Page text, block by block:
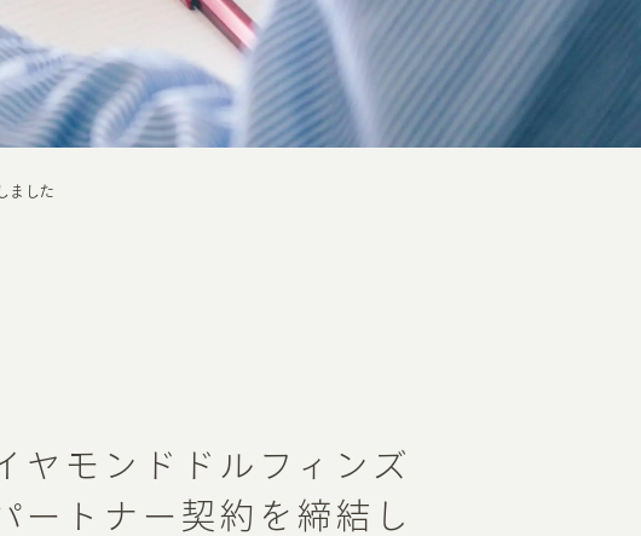
ました
ヤモンドドルフィンズ
ートナー契約を締結し